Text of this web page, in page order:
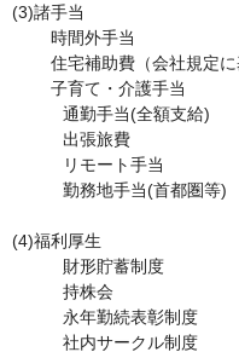
(3)諸手当
通勤手当(全額支給)
出張旅費
リモート手当
勤務地手当(首都圏等)
(4)福利厚生
財形貯蓄制度
持株会
永年勤続表彰制度
社内サークル制度